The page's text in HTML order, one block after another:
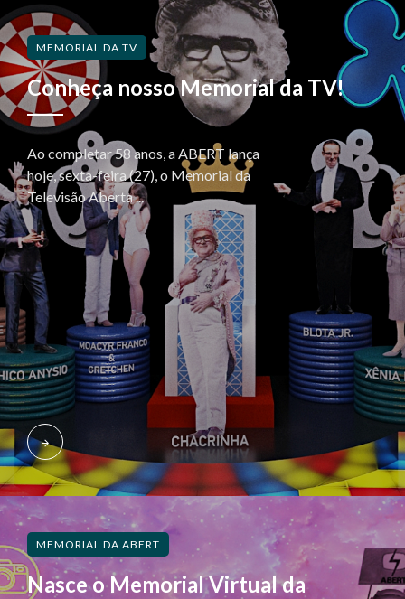
MEMORIAL DA TV
Conheça nosso Memorial da TV!
Ao completar 58 anos, a ABERT lança
hoje, sexta-feira (27), o Memorial da
Televisão Aberta ...
MEMORIAL DA ABERT
Nasce o Memorial Virtual da